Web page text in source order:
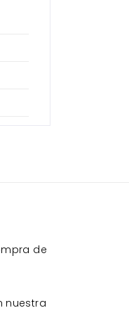
de
nuestra